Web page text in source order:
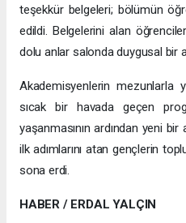
teşekkür belgeleri; bölümün
edildi. Belgelerini alan
dolu anlar salonda duygusal bir
Akademisyenlerin mezunlarla
sıcak bir havada geçen
yaşanmasının ardından yeni
ilk adımlarını atan gençlerin
sona erdi.
HABER / ERDAL YALÇIN